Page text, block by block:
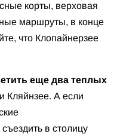
корты, верховая
маршруты, в конце
что Клопайнерзее
еще два теплых
Кляйнзее. А если
в столицу